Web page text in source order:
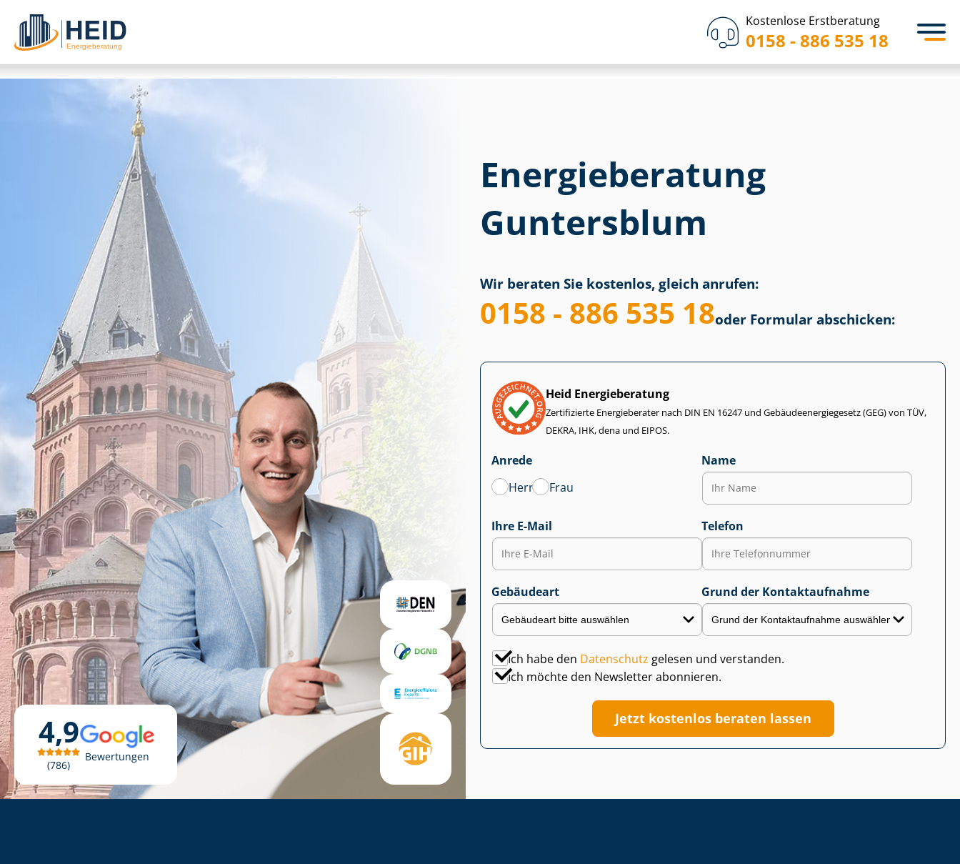
Kostenlose Erstberatung
0158 - 886 535 18
4,9
786
Bewertungen
Energieberatung
Guntersblum
Wir beraten Sie kostenlos, gleich anrufen:
0158 - 886 535 18oder Formular abschicken:
Heid Energieberatung
Zertifizierte Energieberater nach DIN EN 16247 und Ge­bäu­de­en­er­gie­ge­setz (GEG) von TÜV,
DEKRA, IHK, dena und EIPOS.
Anrede
Herr
Frau
Name
Ihre E-Mail Telefon
Gebäudeart Grund der Kontaktaufnahme
Ich habe den Datenschutz gelesen und verstanden.
Ich möchte den Newsletter abonnieren.
Jetzt kostenlos beraten lassen